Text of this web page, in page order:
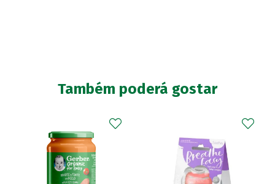
Também poderá gostar